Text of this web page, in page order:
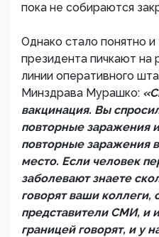
пока не собираются
Однако стало понятно и
президента пичкают на
линии оперативного
Минздрава Мурашко:
вакцинация. Вы
повторные заражения
повторные заражения
место. Если человек
заболевают знаете
говорят ваши
представители СМИ, и
границей говорят, и у